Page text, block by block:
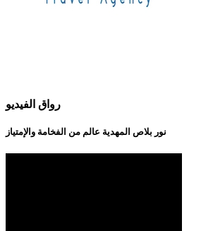
رواق الفيديو
نور بلاص المهدية عالم من الفخامة والإمتياز